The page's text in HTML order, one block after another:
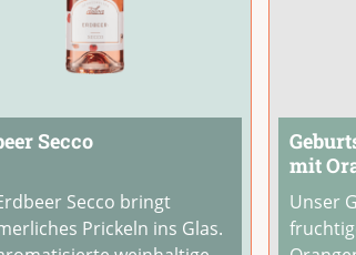
Secco
Secco bringt
Prickeln ins Glas.
mit
Unser